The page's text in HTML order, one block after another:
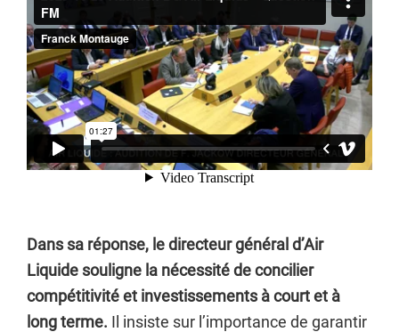
Dans sa réponse, le directeur général d’Air
Liquide souligne la nécessité de concilier
compétitivité et investissements à court et à
long terme. Il insiste sur l’importance de garantir